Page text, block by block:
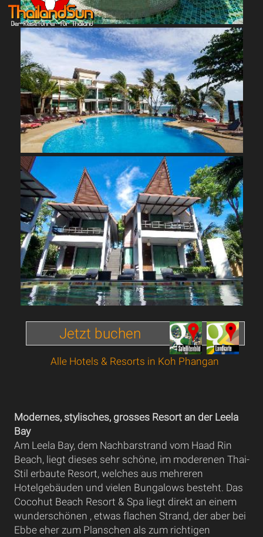
Jetzt buchen
Alle Hotels & Resorts in Koh Phangan
Modernes, stylisches, grosses Resort an der Leela
Bay
Am Leela Bay, dem Nachbarstrand vom Haad Rin
Beach, liegt dieses sehr schöne, im moderenen Thai-
Stil erbaute Resort, welches aus mehreren
Hotelgebäuden und vielen Bungalows besteht. Das
Cocohut Beach Resort & Spa liegt direkt an einem
wunderschönen , etwas flachen Strand, der aber bei
Ebbe eher zum Planschen als zum richtigen